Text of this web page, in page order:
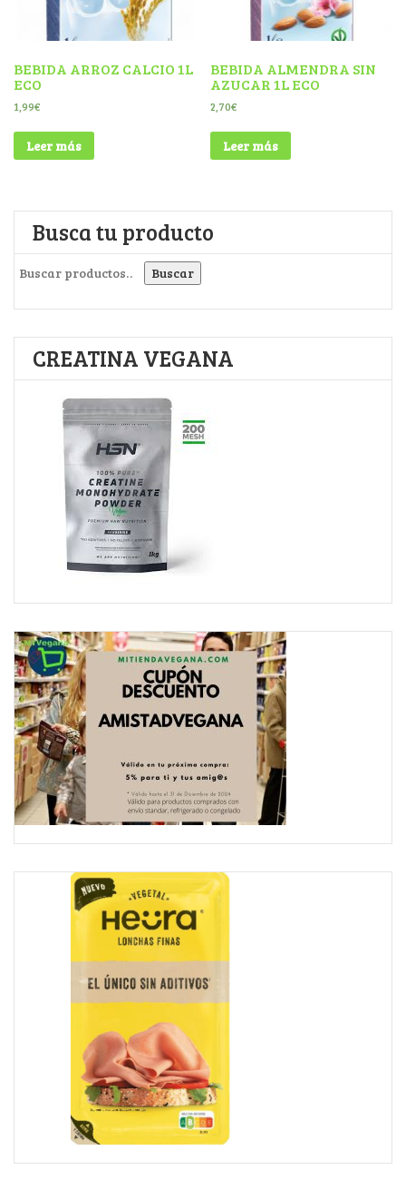
BEBIDA ARROZ CALCIO 1L
ECO
1,99€
Leer más
BEBIDA ALMENDRA SIN
AZUCAR 1L ECO
2,70€
Leer más
Busca tu producto
Buscar
CREATINA VEGANA